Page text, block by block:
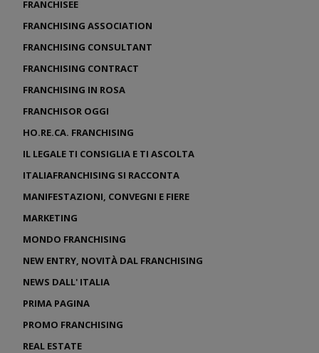
FRANCHISEE
FRANCHISING ASSOCIATION
FRANCHISING CONSULTANT
FRANCHISING CONTRACT
FRANCHISING IN ROSA
FRANCHISOR OGGI
HO.RE.CA. FRANCHISING
IL LEGALE TI CONSIGLIA E TI ASCOLTA
ITALIAFRANCHISING SI RACCONTA
MANIFESTAZIONI, CONVEGNI E FIERE
MARKETING
MONDO FRANCHISING
NEW ENTRY, NOVITÀ DAL FRANCHISING
NEWS DALL' ITALIA
PRIMA PAGINA
PROMO FRANCHISING
REAL ESTATE